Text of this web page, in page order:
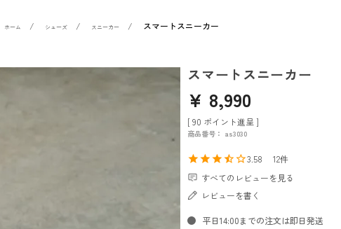
ホーム シューズ スニーカー スマートスニーカー
スマートスニーカー
¥ 8,990
[ 90 ポイント進呈 ]
商品番号 as3030
3.58
12
すべてのレビューを見る
レビューを書く
平日14:00までの注文は即日発送